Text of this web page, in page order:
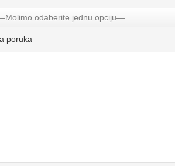
odaberite jednu opciju—
poruka